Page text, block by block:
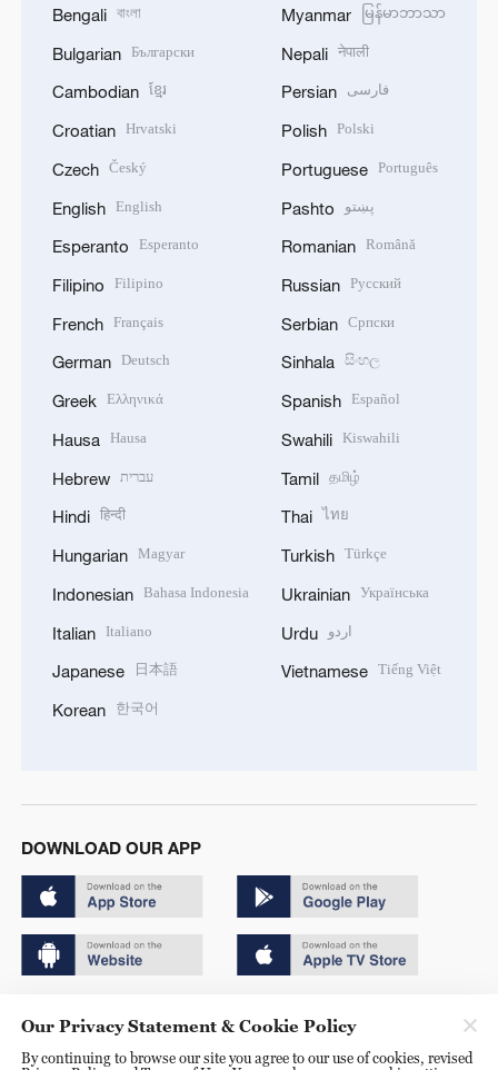
Bengali বাংলা
Bulgarian Български
Cambodian ខ្មែរ
Croatian Hrvatski
Czech Český
English English
Esperanto Esperanto
Filipino Filipino
French Français
German Deutsch
Greek Ελληνικά
Hausa Hausa
Hebrew עברית
Hindi हिन्दी
Hungarian Magyar
Indonesian Bahasa Indonesia
Italian Italiano
Japanese 日本語
Korean 한국어
Myanmar မြန်မာဘာသာ
Nepali नेपाली
Persian فارسی
Polish Polski
Portuguese Português
Pashto پښتو
Romanian Română
Russian Русский
Serbian Српски
Sinhala සිංහල
Spanish Español
Swahili Kiswahili
Tamil தமிழ்
Thai ไทย
Turkish Türkçe
Ukrainian Українська
Urdu اردو
Vietnamese Tiếng Việt
DOWNLOAD OUR APP
京ICP备20000184号
Our Privacy Statement & Cookie Policy
By continuing to browse our site you agree to our use of cookies, revised